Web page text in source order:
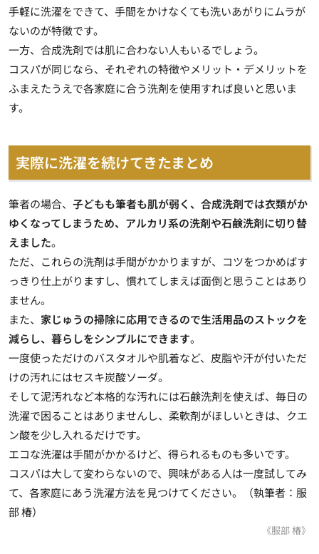
手軽に洗濯をできて、手間をかけなくても洗いあがりにムラが
ないのが特徴です。
一方、合成洗剤では肌に合わない人もいるでしょう。
コスパが同じなら、それぞれの特徴やメリット・デメリットを
ふまえたうえで各家庭に合う洗剤を使用すれば良いと思いま
す。
実際に洗濯を続けてきたまとめ
筆者の場合、 子どもも筆者も肌が弱く、合成洗剤では衣類がか
ゆくなってしまうため、アルカリ系の洗剤や石鹸洗剤に切り替
えました。
ただ、これらの洗剤は手間がかかりますが、コツをつかめばす
っきり仕上がりますし、慣れてしまえば面倒と思うことはあり
ません。
また、 家じゅうの掃除に応用できるので生活用品のストックを
減らし、暮らしをシンプルにできます。
一度使っただけのバスタオルや肌着など、皮脂や汗が付いただ
けの汚れにはセスキ炭酸ソーダ。
そして泥汚れなど本格的な汚れには石鹸洗剤を使えば、毎日の
洗濯で困ることはありませんし、柔軟剤がほしいときは、クエ
ン酸を少し入れるだけです。
エコな洗濯は手間がかかるけど、得られるものも多いです。
コスパは大して変わらないので、興味がある人は一度試してみ
て、各家庭にあう洗濯方法を見つけてください。（執筆者：服
部 椿）
《服部 椿》